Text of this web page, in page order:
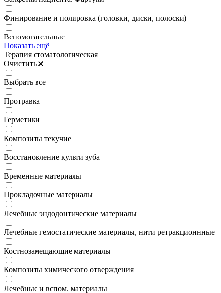
Финирование и полировка (головки, диски, полоски)
Вспомогательные
Показать ещё
Терапия стоматологическая
Очистить
Выбрать все
Протравка
Герметики
Композиты текучие
Восстановление культи зуба
Временные материалы
Прокладочные материалы
Лечебные эндодонтические материалы
Лечебные гемостатические материалы, нити ретракционнные
Костнозамещающие материалы
Композиты химического отверждения
Лечебные и вспом. материалы